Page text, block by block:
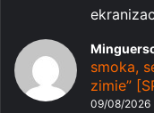
smoka,
zimie”
09/08/2026